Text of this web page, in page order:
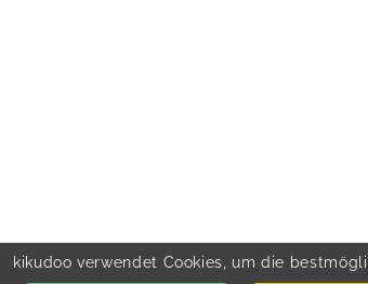
kikudoo verwendet Cookies, um die